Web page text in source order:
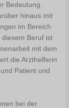
Bedeutung.
hinaus mit
im Bereich
Beruf ist
mit dem
die Arzthelferin
Patient und
bei der